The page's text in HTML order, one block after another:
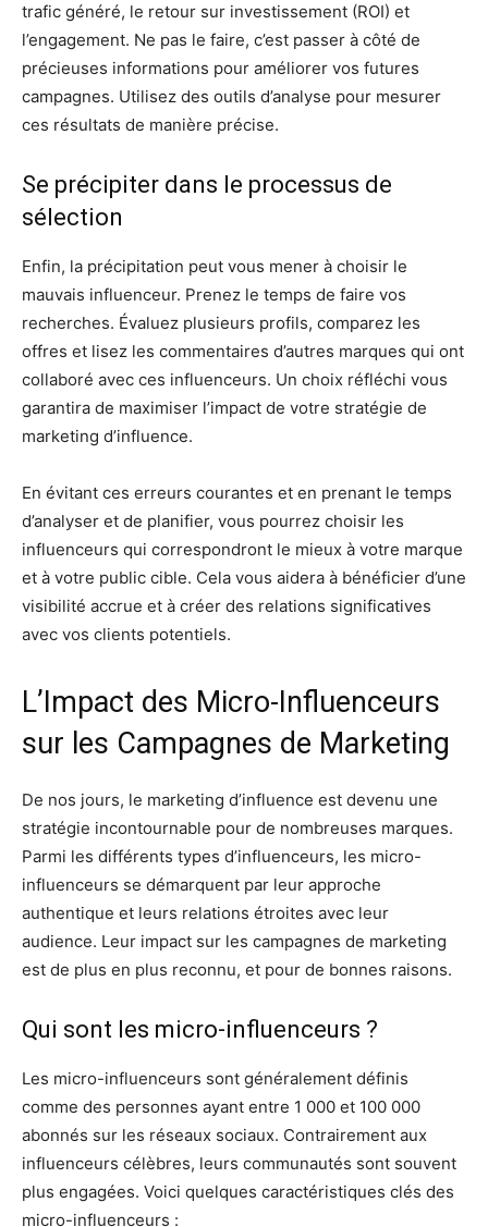
trafic généré, le retour sur investissement (ROI) et
l’engagement. Ne pas le faire, c’est passer à côté de
précieuses informations pour améliorer vos futures
campagnes. Utilisez des outils d’analyse pour mesurer
ces résultats de manière précise.
Se précipiter dans le processus de
sélection
Enfin, la précipitation peut vous mener à choisir le
mauvais influenceur. Prenez le temps de faire vos
recherches. Évaluez plusieurs profils, comparez les
offres et lisez les commentaires d’autres marques qui ont
collaboré avec ces influenceurs. Un choix réfléchi vous
garantira de maximiser l’impact de votre stratégie de
marketing d’influence.
En évitant ces erreurs courantes et en prenant le temps
d’analyser et de planifier, vous pourrez choisir les
influenceurs qui correspondront le mieux à votre marque
et à votre public cible. Cela vous aidera à bénéficier d’une
visibilité accrue et à créer des relations significatives
avec vos clients potentiels.
L’Impact des Micro-Influenceurs
sur les Campagnes de Marketing
De nos jours, le marketing d’influence est devenu une
stratégie incontournable pour de nombreuses marques.
Parmi les différents types d’influenceurs, les micro-
influenceurs se démarquent par leur approche
authentique et leurs relations étroites avec leur
audience. Leur impact sur les campagnes de marketing
est de plus en plus reconnu, et pour de bonnes raisons.
Qui sont les micro-influenceurs ?
Les micro-influenceurs sont généralement définis
comme des personnes ayant entre 1 000 et 100 000
abonnés sur les réseaux sociaux. Contrairement aux
influenceurs célèbres, leurs communautés sont souvent
plus engagées. Voici quelques caractéristiques clés des
micro-influenceurs :